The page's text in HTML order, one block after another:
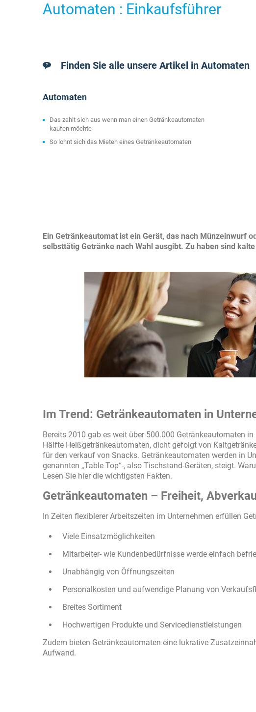
Automaten : Einkaufsführer
Finden Sie alle unsere Artikel in Automaten
Automaten
Das zahlt sich aus wenn man einen Getränkeautomaten
kaufen möchte
So lohnt sich das Mieten eines Getränkeautomaten
Ein Getränkeautomat ist ein Gerät, das nach Münzeinwurf
selbsttätig Getränke nach Wahl ausgibt. Zu haben sind
Im Trend: Getränkeautomaten in
Bereits 2010 gab es weit über 500.000 Getränkeautomaten
Hälfte Heißgetränkeautomaten, dicht gefolgt von
für den verkauf von Snacks. Getränkeautomaten werden in
genannten „Table Top“-, also Tischstand-Geräten, steigt.
Lesen Sie hier die wichtigsten Fakten.
Getränkeautomaten – Freiheit,
In Zeiten flexiblerer Arbeitszeiten im Unternehmen erfüllen
Viele Einsatzmöglichkeiten
Mitarbeiter- wie Kundenbedürfnisse werde einfach
Unabhängig von Öffnungszeiten
Personalkosten und aufwendige Planung von
Breites Sortiment
Hochwertigen Produkte und Servicedienstleistungen
Zudem bieten Getränkeautomaten eine lukrative
Aufwand.